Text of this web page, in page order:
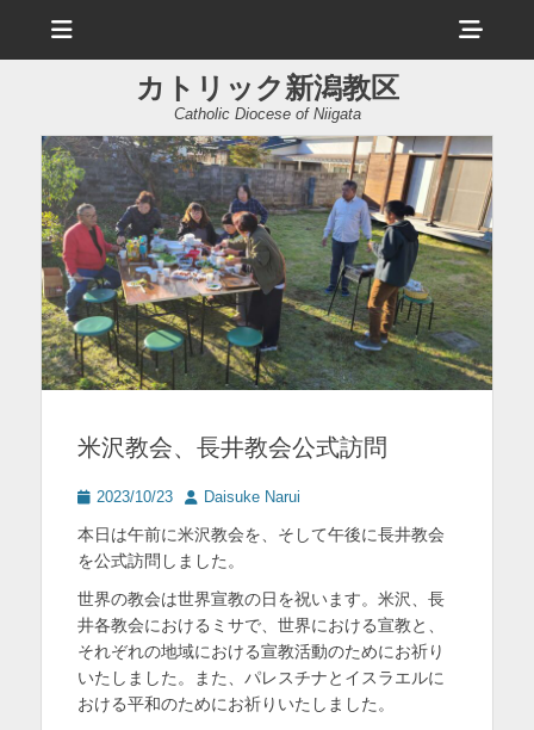
ュ
ヘ
ッ
ー
サ
イ
ド
バ
ー
コ
カトリック新潟教区
Catholic Diocese of Niigata
米沢教会、長井教会公式訪問
投
日
2023/10/23
投
者
Daisuke Narui
本日は午前に米沢教会を、そして午後に長井教会
を公式訪問しました。
世界の教会は世界宣教の日を祝います。米沢、長
井各教会におけるミサで、世界における宣教と、
それぞれの地域における宣教活動のためにお祈り
いたしました。また、パレスチナとイスラエルに
おける平和のためにお祈りいたしました。